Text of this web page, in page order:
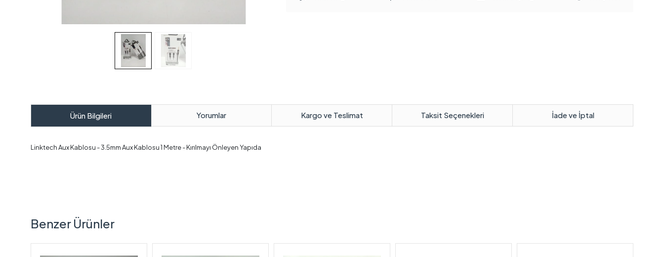
Ürün Bilgileri Yorumlar Kargo ve Teslimat Taksit Seçenekleri İade ve İptal
Linktech Aux Kablosu - 3.5mm Aux Kablosu 1 Metre - Kırılmayı Önleyen Yapıda
Benzer Ürünler